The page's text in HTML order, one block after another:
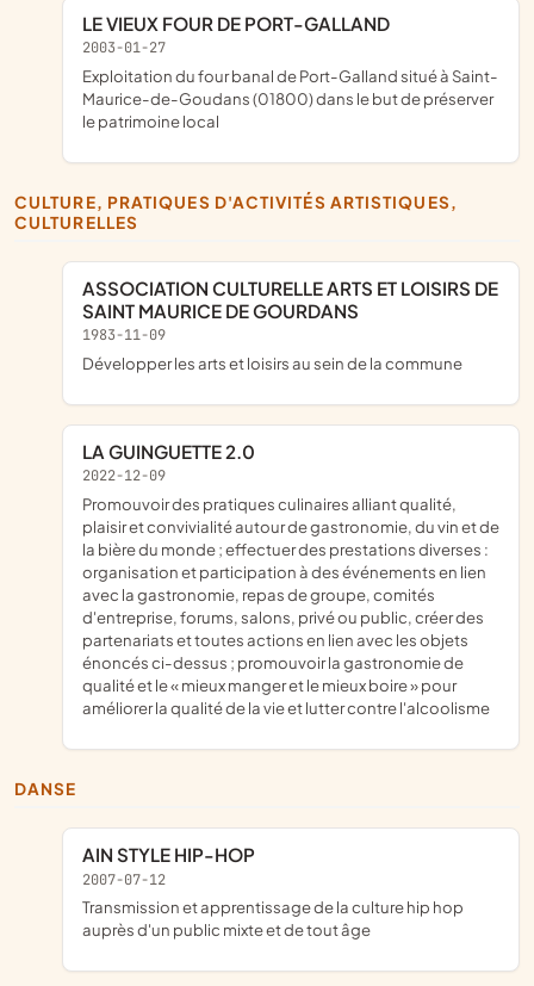
LE VIEUX FOUR DE PORT-GALLAND
2003-01-27
exploitation du four banal de Port-Galland situé à Saint-
Maurice-de-Goudans (01800) dans le but de préserver
le patrimoine local
CULTURE, PRATIQUES D'ACTIVITÉS ARTISTIQUES,
CULTURELLES
ASSOCIATION CULTURELLE ARTS ET LOISIRS DE
SAINT MAURICE DE GOURDANS
1983-11-09
développer les arts et loisirs au sein de la commune
LA GUINGUETTE 2.0
2022-12-09
promouvoir des pratiques culinaires alliant qualité,
plaisir et convivialité autour de gastronomie, du vin et de
la bière du monde ; effectuer des prestations diverses :
organisation et participation à des événements en lien
avec la gastronomie, repas de groupe, comités
d'entreprise, forums, salons, privé ou public, créer des
partenariats et toutes actions en lien avec les objets
énoncés ci-dessus ; promouvoir la gastronomie de
qualité et le « mieux manger et le mieux boire » pour
améliorer la qualité de la vie et lutter contre l'alcoolisme
DANSE
AIN STYLE HIP-HOP
2007-07-12
Transmission et apprentissage de la culture hip hop
auprès d'un public mixte et de tout âge